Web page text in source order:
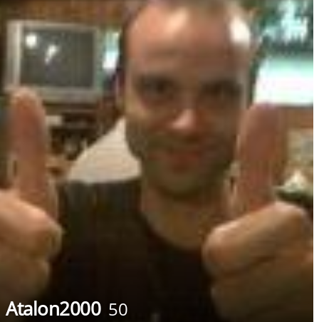
Atalon2000 50